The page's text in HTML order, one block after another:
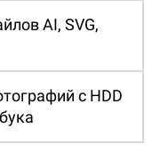
AI, SVG,
с HDD